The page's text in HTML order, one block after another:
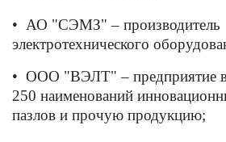
• АО "СЭМЗ" – производитель
электротехнического
• ООО "ВЭЛТ" – предприятие
250 наименований
пазлов и прочую продукцию;